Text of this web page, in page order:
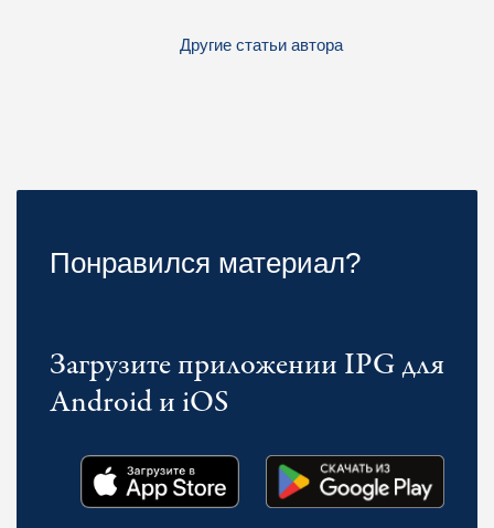
Другие статьи автора
Понравился материал?
Загрузите приложении IPG для
Android и iOS